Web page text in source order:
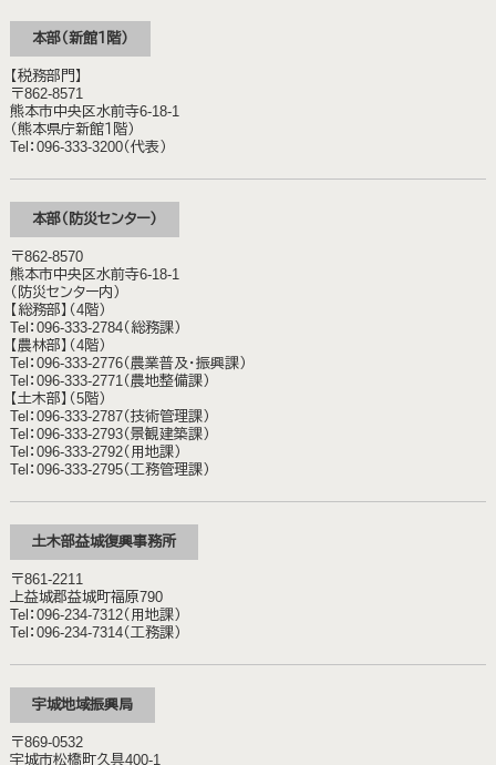
本部（新館１階）
【税務部門】
〒862-8571
熊本市中央区水前寺6-18-1
（熊本県庁新館１階）
Tel：096-333-3200（代表）
本部（防災センター）
〒862-8570
熊本市中央区水前寺6-18-1
（防災センター内）
【総務部】（4階）
Tel：096-333-2784（総務課）
【農林部】（4階）
Tel：096-333-2776（農業普及・振興課）
Tel：096-333-2771（農地整備課）
【土木部】（5階）
Tel：096-333-2787（技術管理課）
Tel：096-333-2793（景観建築課）
Tel：096-333-2792（用地課）
Tel：096-333-2795（工務管理課）
土木部益城復興事務所
〒861-2211
上益城郡益城町福原790
Tel：096-234-7312（用地課）
Tel：096-234-7314（工務課）
宇城地域振興局
〒869-0532
宇城市松橋町久具400-1